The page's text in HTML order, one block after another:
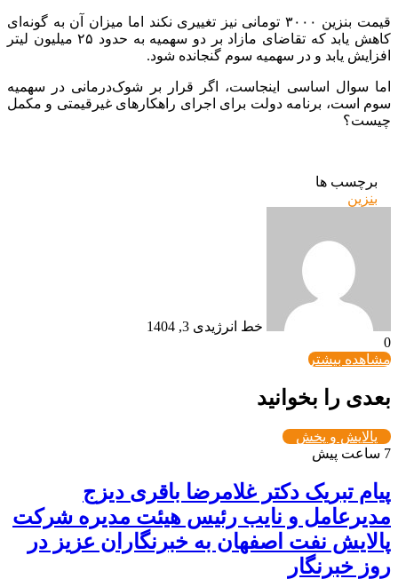
قیمت بنزین ۳۰۰۰ تومانی نیز تغییری نکند اما میزان آن به گونه‌ای
کاهش یابد که تقاضای مازاد بر دو سهمیه به حدود ۲۵ میلیون لیتر
افزایش یابد و در سهمیه سوم گنجانده شود.
اما سوال اساسی اینجاست، اگر قرار بر شوک‌درمانی در سهمیه
سوم است، برنامه دولت برای اجرای راهکارهای غیرقیمتی و مکمل
چیست؟
برچسب ها
بنزین
خط انرژیدی 3, 1404
0
مشاهده بیشتر
بعدی را بخوانید
پالایش و پخش
7 ساعت پیش
پیام تبریک دکتر غلامرضا باقری دیزج
مدیرعامل و نایب رئیس هیئت مدیره شرکت
پالایش نفت اصفهان به خبرنگاران عزیز در
روز خبرنگار